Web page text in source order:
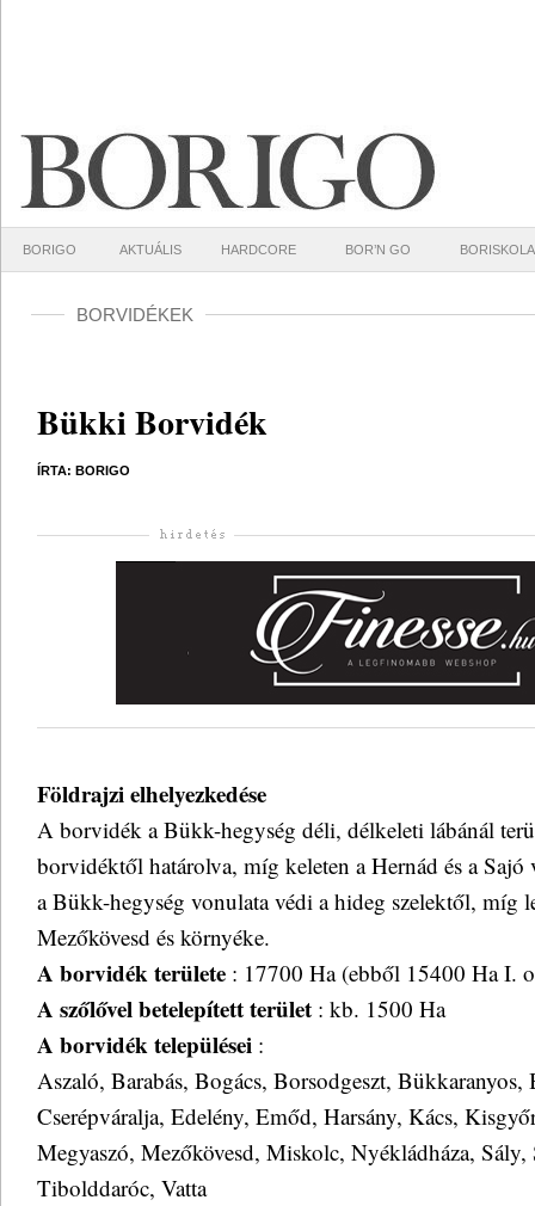
BORIGO AKTUÁLIS HARDCORE BOR’N GO BORISKOLA
BORVIDÉKEK
Bükki Borvidék
ÍRTA: BORIGO
Földrajzi elhelyezkedése
A borvidék a Bükk-hegység déli, délkeleti lábánál
borvidéktől határolva, míg keleten a Hernád és a Sajó
a Bükk-hegység vonulata védi a hideg szelektől, míg
Mezőkövesd és környéke.
A borvidék területe : 17700 Ha (ebből 15400 Ha I.
A szőlővel betelepített terület : kb. 1500 Ha
A borvidék települései :
Aszaló, Barabás, Bogács, Borsodgeszt, Bükkaranyos,
Cserépváralja, Edelény, Emőd, Harsány, Kács,
Megyaszó, Mezőkövesd, Miskolc, Nyékládháza, Sály,
Tibolddaróc, Vatta